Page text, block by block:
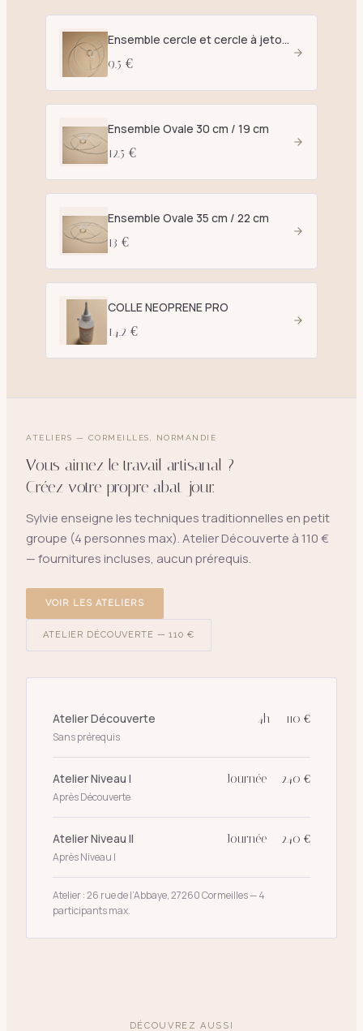
Ensemble cercle et cercle à jetons D. 25 cm blanc - E27
9.5 €
Ensemble Ovale 30 cm / 19 cm
12.5 €
Ensemble Ovale 35 cm / 22 cm
13 €
COLLE NEOPRENE PRO
14.2 €
ATELIERS — CORMEILLES, NORMANDIE
Vous aimez le travail artisanal ?
Créez votre propre abat-jour.
Sylvie enseigne les techniques traditionnelles en petit
groupe (4 personnes max). Atelier Découverte à 110 €
— fournitures incluses, aucun prérequis.
VOIR LES ATELIERS
ATELIER DÉCOUVERTE — 110 €
Atelier Découverte
Sans prérequis
4h — 110 €
Atelier Niveau I
Après Découverte
Journée — 240 €
Atelier Niveau II
Après Niveau I
Journée — 240 €
Atelier : 26 rue de l’Abbaye, 27260 Cormeilles — 4
participants max.
DÉCOUVREZ AUSSI